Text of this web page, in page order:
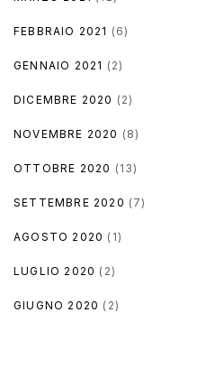
FEBBRAIO 2021 (6)
GENNAIO 2021 (2)
DICEMBRE 2020 (2)
NOVEMBRE 2020 (8)
OTTOBRE 2020 (13)
SETTEMBRE 2020 (7)
AGOSTO 2020 (1)
LUGLIO 2020 (2)
GIUGNO 2020 (2)